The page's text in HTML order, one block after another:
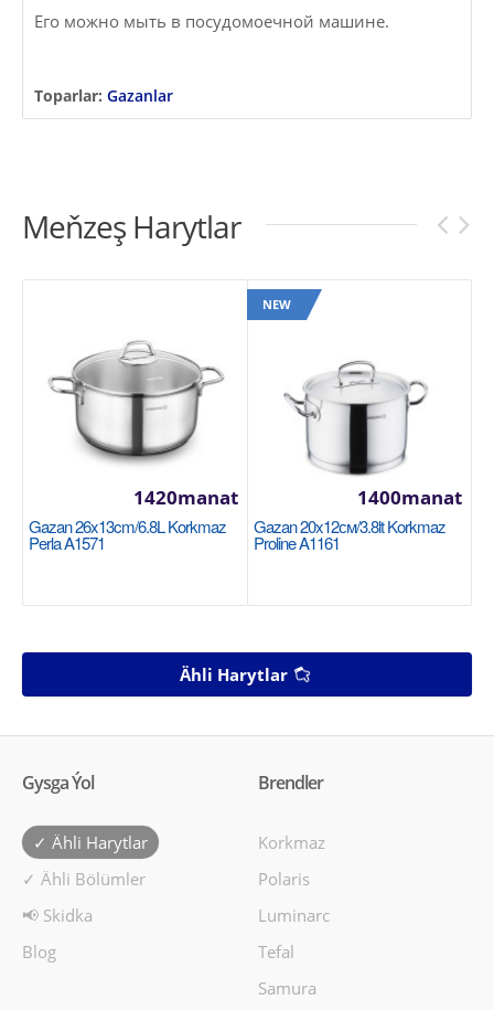
Его можно мыть в посудомоечной машине.
Toparlar: Gazanlar
Meňzeş Harytlar
Gazan 26x13cm/6.8L Korkmaz
Perla A1571
1420manat
NEW
Gazan 20x12см/3.8lt Korkmaz
Proline A1161
1400manat
Ähli Harytlar
Gysga Ýol
✓ Ähli Harytlar
✓ Ähli Bölümler
📢 Skidka
Blog
Brendler
Korkmaz
Polaris
Luminarc
Tefal
Samura